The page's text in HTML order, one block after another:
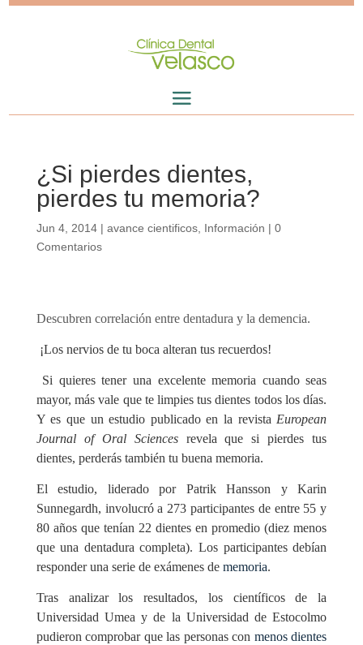
¿Si pierdes dientes,
pierdes tu memoria?
Jun 4, 2014| avance cientificos, Información | 0
Comentarios
Descubren correlación entre dentadura y la demencia.
¡Los nervios de tu boca alteran tus recuerdos!
Si quieres tener una excelente memoria cuando seas
mayor, más vale que te limpies tus dientes todos los días.
Y es que un estudio publicado en la revistaEuropean
Journal of Oral Sciences revela quesi pierdes tus
dientes, perderás también tu buena memoria.
El estudio, liderado por Patrik Hansson y Karin
Sunnegardh, involucró a 273 participantes de entre 55 y
80 años que tenían 22 dientes en promedio (diez menos
que una dentadura completa). Los participantes debían
responder una serie de exámenes de memoria.
Tras analizar los resultados, los científicos de la
Universidad Umea y de la Universidad de Estocolmo
pudieron comprobar que las personas con menos dientes